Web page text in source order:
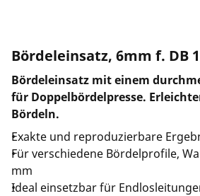
Bördeleinsatz, 6mm f. DB
Bördeleinsatz mit einem
für Doppelbördelpresse.
Bördeln.
Exakte und reproduzierbare
Für verschiedene Bördelprofile,
mm
Ideal einsetzbar für